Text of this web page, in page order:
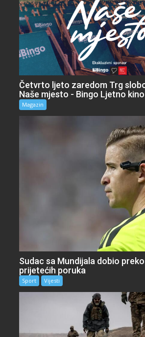
Četvrto ljeto zaredom Trg
Naše mjesto - Bingo Ljetno
Magazin
Sudac sa Mundijala dobio
prijetećih poruka
Sport Vijesti